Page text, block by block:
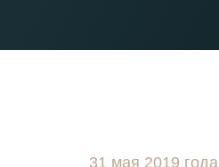
31 мая 2019 года